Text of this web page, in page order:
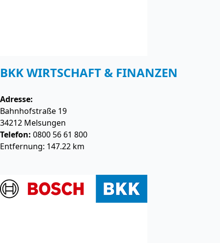
BKK WIRTSCHAFT & FINANZEN
Adresse:
Bahnhofstraße 19
34212 Melsungen
Telefon: 0800 56 61 800
Entfernung: 147.22 km